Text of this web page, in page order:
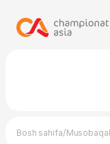
Bosh sahifa/